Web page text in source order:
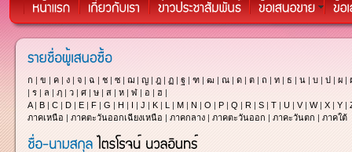
ก | ข | ค | ง | จ | ฉ | ช | ซ | ฌ | ญ | ฎ | ฏ | ฐ | ฑ | ฒ | ณ | ด | ต | ถ | ท | ธ | น | บ | ป | ผ |
| ร | ล | ฦ | ว | ศ | ษ | ส | ห | ฬ | อ | ฮ |
A| B | C | D | E | F | G | H | I | J | K | L | M | N | O | P | Q | R | S | T | U | V| W| X | Y |
ภาคเหนือ | ภาคตะวันออกเฉียงเหนือ | ภาคกลาง | ภาคตะวันออก | ภาคะวันตก | ภาคใต้